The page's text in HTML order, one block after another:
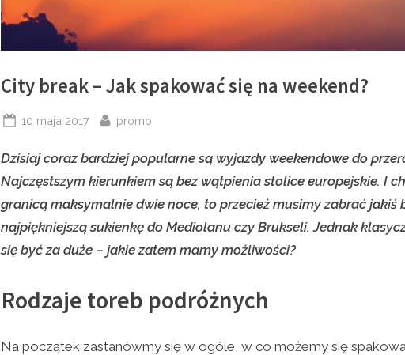
City break – Jak spakować się na weekend?
Posted
10 maja 2017 By
promo
Dzisiaj coraz bardziej popularne są wyjazdy weekendowe do
Najczęstszym kierunkiem są bez wątpienia stolice europejskie. I
granicą maksymalnie dwie noce, to przecież musimy zabrać jakiś
najpiękniejszą sukienkę do Mediolanu czy Brukseli. Jednak
się być za duże – jakie zatem mamy możliwości?
Rodzaje toreb podróżnych
Na początek zastanówmy się w ogóle, w co możemy się